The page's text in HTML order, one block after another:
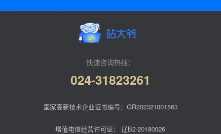
快速咨询热线：
024-31823261
国家高新技术企业证书编号：GR202321001563
增值电信经营许可证：辽B2-20180026